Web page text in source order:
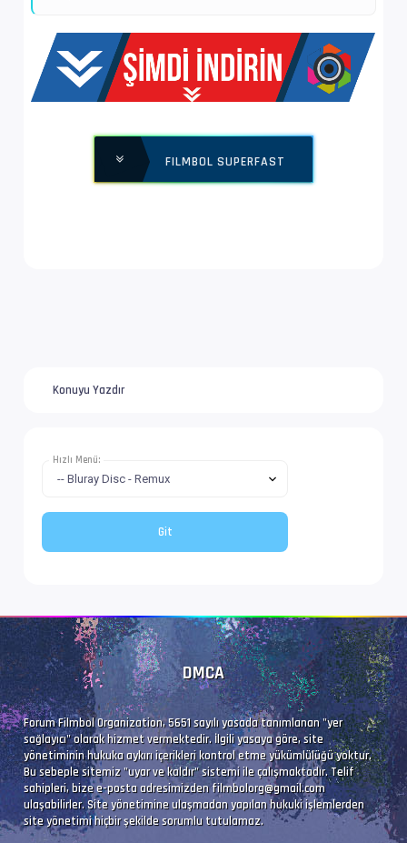
Yapı              : V_MPEG4/ISO/AVC ->
Ses Profili       : DTS-HD Master Audio
İz Adı            : Orijinal |
Dil               : tr
FILMBOL SUPERFAST
Konuyu Yazdır
Hızlı Menü:
DMCA
Forum Filmbol Organization, 5651 sayılı yasada tanımlanan "yer
sağlayıcı" olarak hizmet vermektedir. İlgili yasaya göre, site
yönetiminin hukuka aykırı içerikleri kontrol etme yükümlülüğü yoktur.
Bu sebeple sitemiz "uyar ve kaldır" sistemi ile çalışmaktadır. Telif
sahipleri, bize e-posta adresimizdenfilmbolorg@gmail.com
ulaşabilirler. Site yönetimine ulaşmadan yapılan hukuki işlemlerden
site yönetimi hiçbir şekilde sorumlu tutulamaz.